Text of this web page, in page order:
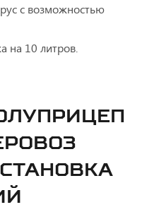
с возможностью
на 10 литров.